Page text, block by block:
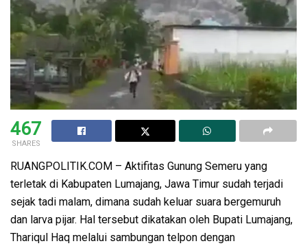
467
SHARES
RUANGPOLITIK.COM – Aktifitas Gunung Semeru yang
terletak di Kabupaten Lumajang, Jawa Timur sudah terjadi
sejak tadi malam, dimana sudah keluar suara bergemuruh
dan larva pijar. Hal tersebut dikatakan oleh Bupati Lumajang,
Thariqul Haq melalui sambungan telpon dengan